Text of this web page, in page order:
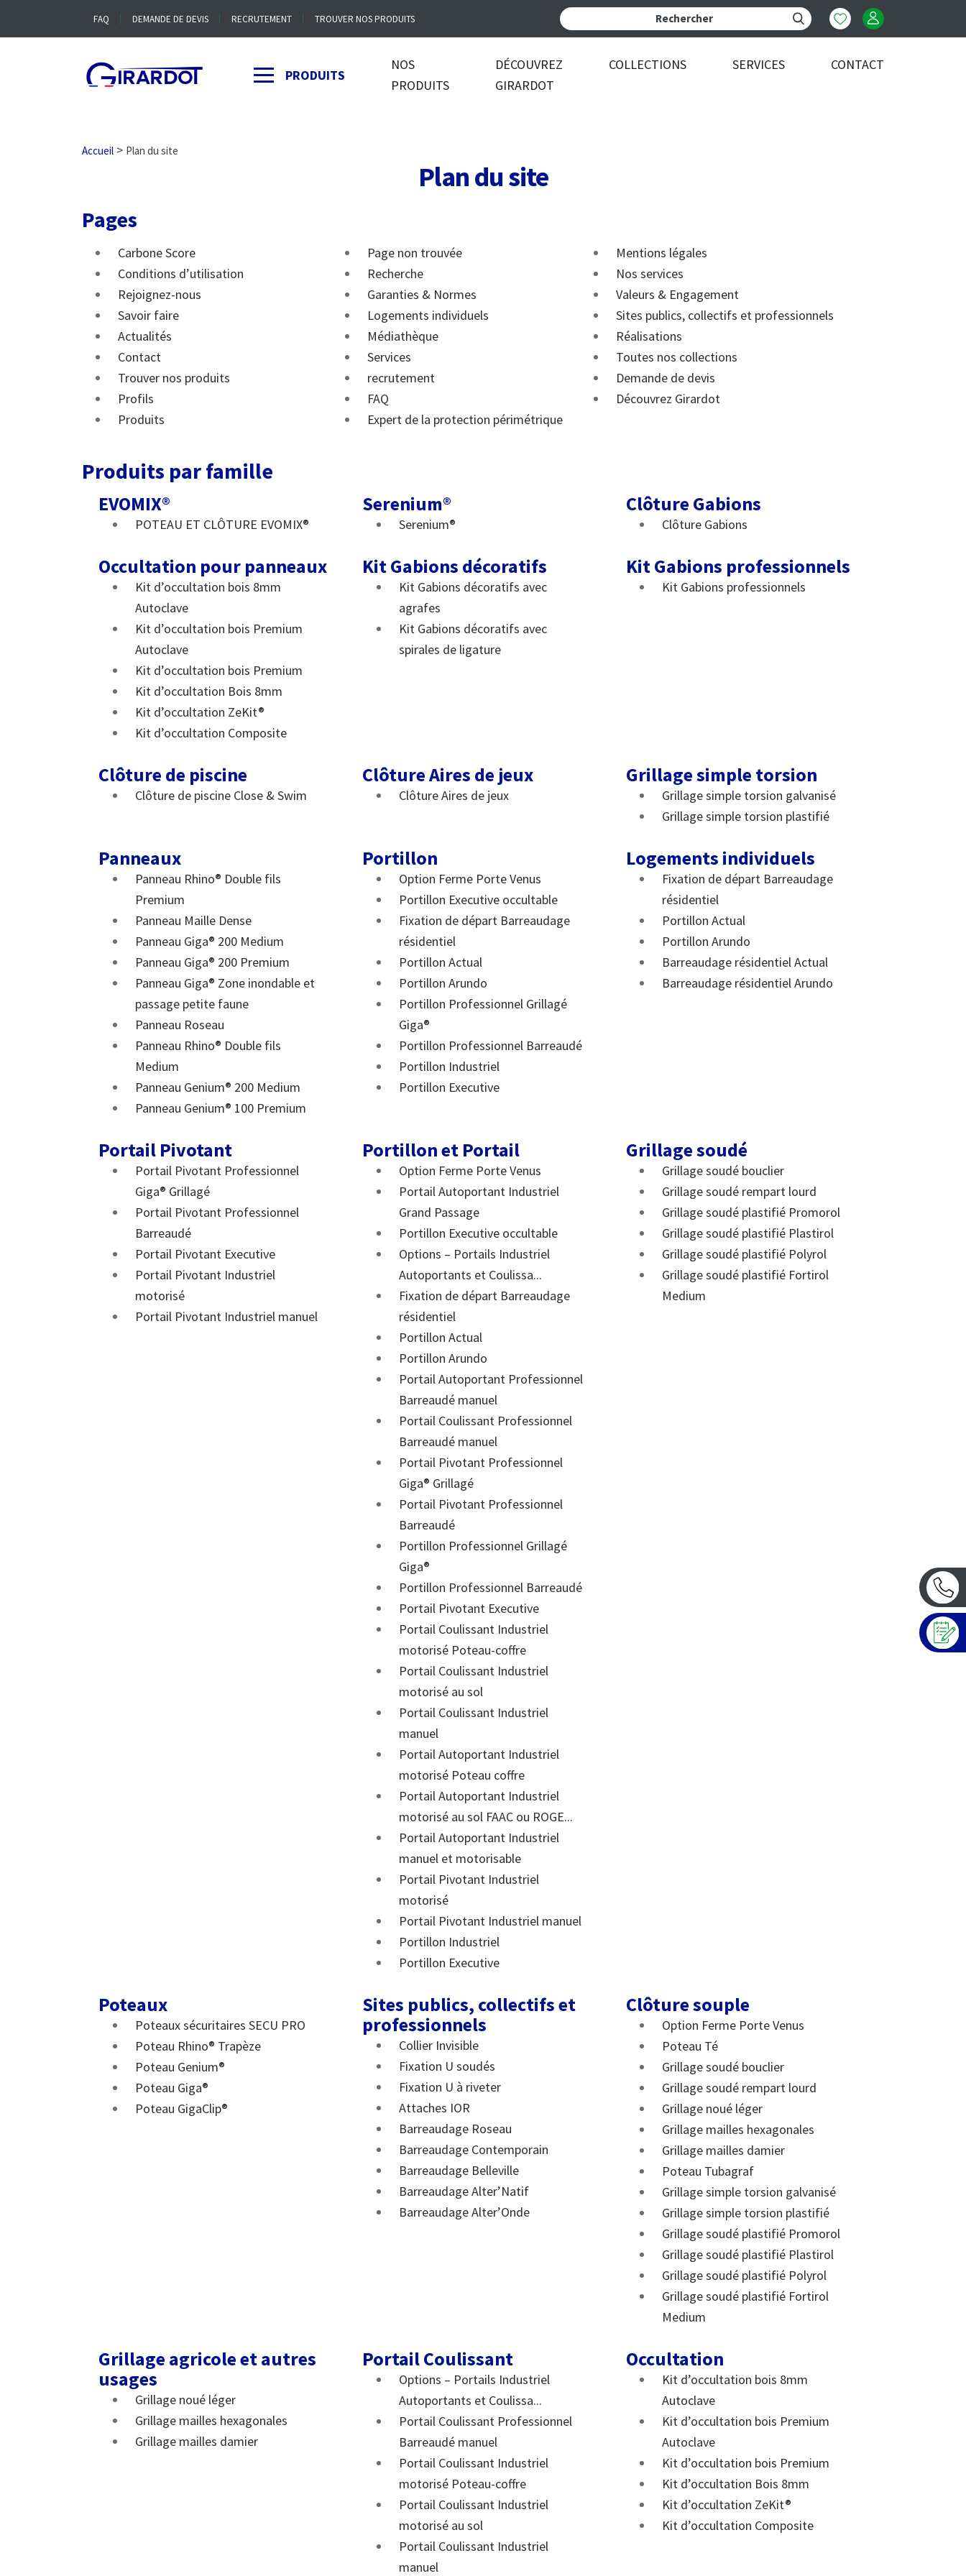
FAQ DEMANDE DE DEVIS RECRUTEMENT TROUVER NOS PRODUITS
PRODUITS
NOS
PRODUITS
DÉCOUVREZ
GIRARDOT
COLLECTIONS SERVICES CONTACT
Accueil > Plan du site
Plan du site
Pages
Carbone Score Page non trouvée
Mentions légales
Conditions d’utilisation
Recherche
Nos services
Rejoignez-nous
Garanties & Normes
Valeurs & Engagement
Savoir faire
Logements individuels
Sites publics, collectifs et professionnels
Actualités
Médiathèque
Réalisations
Contact
Services
Toutes nos collections
Trouver nos produits
recrutement
Demande de devis
Profils
FAQ
Découvrez Girardot
Produits
Expert de la protection périmétrique
Produits par famille
EVOMIX®
POTEAU ET CLÔTURE EVOMIX®
Serenium®
Serenium®
Clôture Gabions
Clôture Gabions
Occultation pour panneaux
Kit d’occultation bois 8mm
Autoclave
Kit d’occultation bois Premium
Autoclave
Kit d’occultation bois Premium
Kit d’occultation Bois 8mm
Kit d’occultation ZeKit®
Kit d’occultation Composite
Kit Gabions décoratifs
Kit Gabions décoratifs avec
agrafes
Kit Gabions décoratifs avec
spirales de ligature
Kit Gabions professionnels
Kit Gabions professionnels
Clôture de piscine
Clôture de piscine Close & Swim
Clôture Aires de jeux
Clôture Aires de jeux
Grillage simple torsion
Grillage simple torsion galvanisé
Grillage simple torsion plastifié
Panneaux
Panneau Rhino® Double fils
Premium
Panneau Maille Dense
Panneau Giga® 200 Medium
Panneau Giga® 200 Premium
Panneau Giga® Zone inondable et
passage petite faune
Panneau Roseau
Panneau Rhino® Double fils
Medium
Panneau Genium® 200 Medium
Panneau Genium® 100 Premium
Portillon
Option Ferme Porte Venus
Portillon Executive occultable
Fixation de départ Barreaudage
résidentiel
Portillon Actual
Portillon Arundo
Portillon Professionnel Grillagé
Giga®
Portillon Professionnel Barreaudé
Portillon Industriel
Portillon Executive
Logements individuels
Fixation de départ Barreaudage
résidentiel
Portillon Actual
Portillon Arundo
Barreaudage résidentiel Actual
Barreaudage résidentiel Arundo
Portail Pivotant
Portail Pivotant Professionnel
Giga® Grillagé
Portail Pivotant Professionnel
Barreaudé
Portail Pivotant Executive
Portail Pivotant Industriel
motorisé
Portail Pivotant Industriel manuel
Portillon et Portail
Option Ferme Porte Venus
Portail Autoportant Industriel
Grand Passage
Portillon Executive occultable
Options – Portails Industriel
Autoportants et Coulissa...
Fixation de départ Barreaudage
résidentiel
Portillon Actual
Portillon Arundo
Portail Autoportant Professionnel
Barreaudé manuel
Portail Coulissant Professionnel
Barreaudé manuel
Portail Pivotant Professionnel
Giga® Grillagé
Portail Pivotant Professionnel
Barreaudé
Portillon Professionnel Grillagé
Giga®
Portillon Professionnel Barreaudé
Portail Pivotant Executive
Portail Coulissant Industriel
motorisé Poteau-coffre
Portail Coulissant Industriel
motorisé au sol
Portail Coulissant Industriel
manuel
Portail Autoportant Industriel
motorisé Poteau coffre
Portail Autoportant Industriel
motorisé au sol FAAC ou ROGE...
Portail Autoportant Industriel
manuel et motorisable
Portail Pivotant Industriel
motorisé
Portail Pivotant Industriel manuel
Portillon Industriel
Portillon Executive
Grillage soudé
Grillage soudé bouclier
Grillage soudé rempart lourd
Grillage soudé plastifié Promorol
Grillage soudé plastifié Plastirol
Grillage soudé plastifié Polyrol
Grillage soudé plastifié Fortirol
Medium
Poteaux
Poteaux sécuritaires SECU PRO
Poteau Rhino® Trapèze
Poteau Genium®
Poteau Giga®
Poteau GigaClip®
Sites publics, collectifs et
professionnels
Collier Invisible
Fixation U soudés
Fixation U à riveter
Attaches IOR
Barreaudage Roseau
Barreaudage Contemporain
Barreaudage Belleville
Barreaudage Alter’Natif
Barreaudage Alter’Onde
Clôture souple
Option Ferme Porte Venus
Poteau Té
Grillage soudé bouclier
Grillage soudé rempart lourd
Grillage noué léger
Grillage mailles hexagonales
Grillage mailles damier
Poteau Tubagraf
Grillage simple torsion galvanisé
Grillage simple torsion plastifié
Grillage soudé plastifié Promorol
Grillage soudé plastifié Plastirol
Grillage soudé plastifié Polyrol
Grillage soudé plastifié Fortirol
Medium
Grillage agricole et autres
usages
Grillage noué léger
Grillage mailles hexagonales
Grillage mailles damier
Portail Coulissant
Options – Portails Industriel
Autoportants et Coulissa...
Portail Coulissant Professionnel
Barreaudé manuel
Portail Coulissant Industriel
motorisé Poteau-coffre
Portail Coulissant Industriel
motorisé au sol
Portail Coulissant Industriel
manuel
Occultation
Kit d’occultation bois 8mm
Autoclave
Kit d’occultation bois Premium
Autoclave
Kit d’occultation bois Premium
Kit d’occultation Bois 8mm
Kit d’occultation ZeKit®
Kit d’occultation Composite